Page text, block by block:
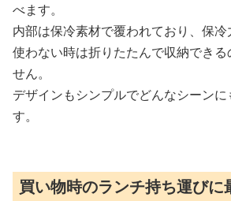
べます。
内部は保冷素材で覆われており、保冷
使わない時は折りたたんで収納できる
せん。
デザインもシンプルでどんなシーン
す。
買い物時のランチ持ち運びに